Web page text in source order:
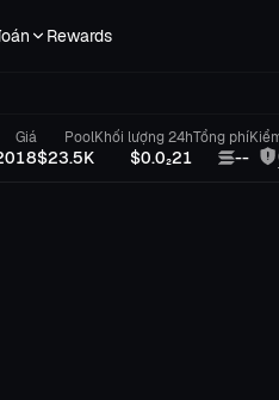
Rewards
Giá Pool
$23.5K
Khối lượng 24h
$0.0₂21
Tổng phí
--